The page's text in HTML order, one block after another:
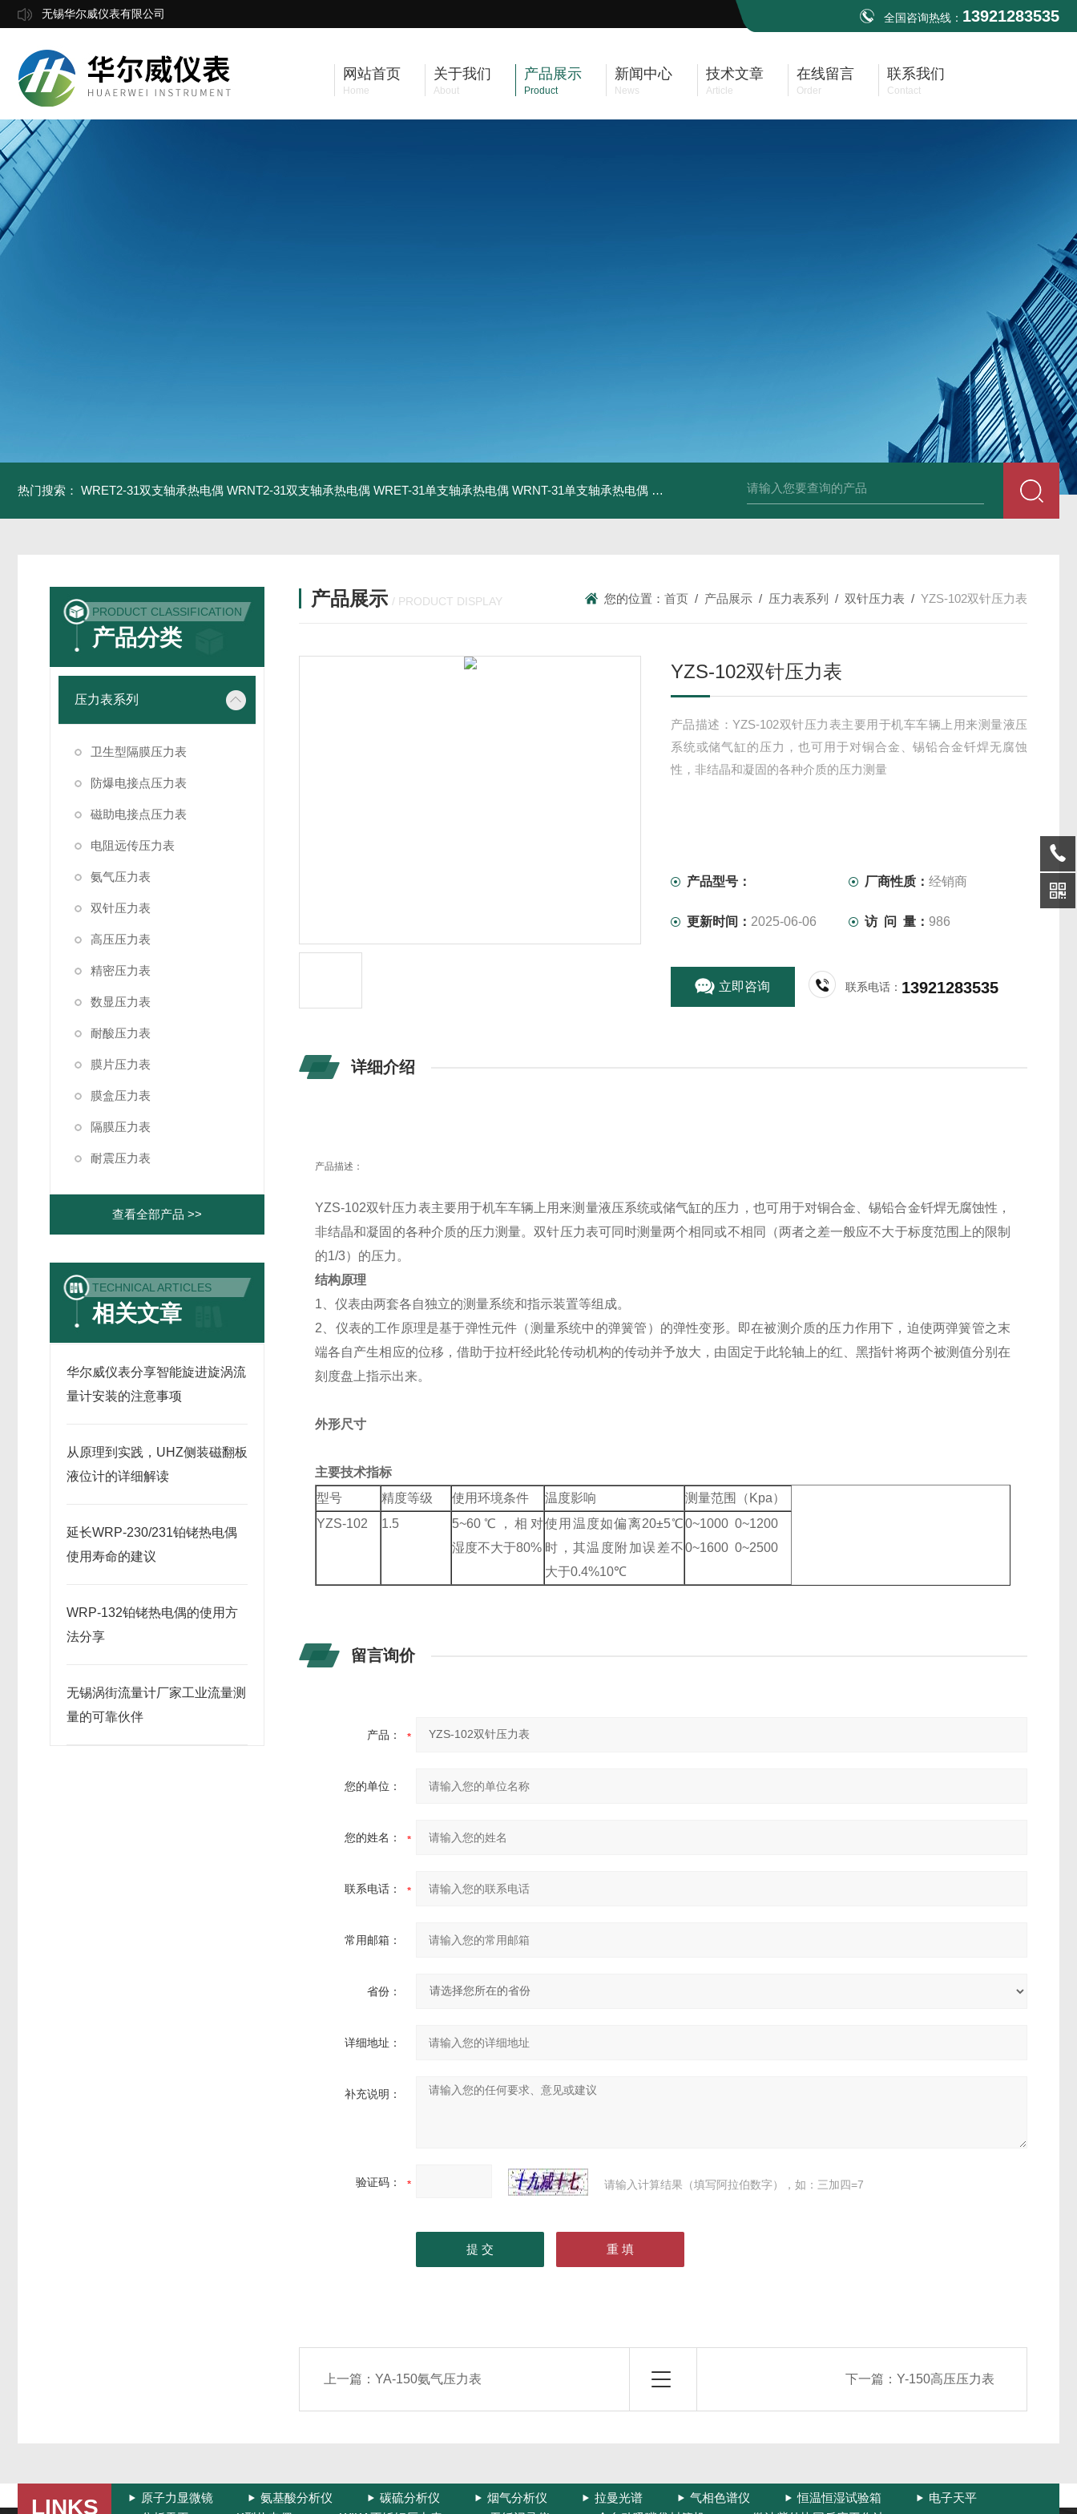
无锡华尔威仪表有限公司 全国咨询热线： 13921283535
网站首页
Home
关于我们
About
产品展示
Product
新闻中心
News
技术文章
Article
在线留言
Order
联系我们
Contact
热门搜索： WRET2-31双支轴承热电偶 WRNT2-31双支轴承热电偶 WRET-31单支轴承热电偶 WRNT-31单支轴承热电偶 WZP-731套管式热电阻 WZP2-731套管式热电阻 塑料液面计
PRODUCT CLASSIFICATION
产品分类
压力表系列
卫生型隔膜压力表
防爆电接点压力表
磁助电接点压力表
电阻远传压力表
氨气压力表
双针压力表
高压压力表
精密压力表
数显压力表
耐酸压力表
膜片压力表
膜盒压力表
隔膜压力表
耐震压力表
查看全部产品 >>
TECHNICAL ARTICLES
相关文章
华尔威仪表分享智能旋进旋涡流
量计安装的注意事项
从原理到实践，UHZ侧装磁翻板
液位计的详细解读
延长WRP-230/231铂铑热电偶
使用寿命的建议
WRP-132铂铑热电偶的使用方
法分享
无锡涡街流量计厂家工业流量测
量的可靠伙伴
产品展示 / PRODUCT DISPLAY 您的位置： 首页 / 产品展示 / 压力表系列 / 双针压力表 / YZS-102双针压力表
YZS-102双针压力表
产品描述：YZS-102双针压力表主要用于机车车辆上用来测量液压
系统或储气缸的压力，也可用于对铜合金、锡铅合金钎焊无腐蚀
性，非结晶和凝固的各种介质的压力测量
产品型号： 厂商性质：经销商
更新时间： 2025-06-06 访 问 量： 986
立即咨询 联系电话： 13921283535
详细介绍
产品描述：
YZS-102双针压力表主要用于机车车辆上用来测量液压系统或储气缸的压力，也可用于对铜合金、锡铅合金钎焊无腐蚀性，
非结晶和凝固的各种介质的压力测量。双针压力表可同时测量两个相同或不相同（两者之差一般应不大于标度范围上的限制
的1/3）的压力。
结构原理
1、仪表由两套各自独立的测量系统和指示装置等组成。
2、 仪表的工作原理是基于弹性元件（测量系统中的弹簧管）的弹性变形。即在被测介质的压力作用下，迫使两弹簧管之末
端各自产生相应的位移，借助于拉杆经此轮传动机构的传动并予放大，由固定于此轮轴上的红、黑指针将两个被测值分别在
刻度盘上指示出来。
外形尺寸
主要技术指标
型号
精度等级 使用环境条件 温度影响 测量范围（ Kpa）
YZS-102
1.5 5~60 ℃，相对
湿度不大于80%
使用温度如偏离20±5℃
时，其温度附加误差不
大于0.4%10℃
0~1000 0~1200
0~1600 0~2500
留言询价
产品：
您的单位：
您的姓名：
联系电话：
常用邮箱：
省份：
详细地址：
补充说明：
验证码： 请输入计算结果（填写阿拉伯数字），如：三加四=7
上一篇：YA-150氨气压力表 下一篇： Y-150高压压力表
LINKS 原子力显微镜 氨基酸分析仪 碳硫分析仪 烟气分析仪 拉曼光谱 气相色谱仪 恒温恒湿试验箱
电子天平